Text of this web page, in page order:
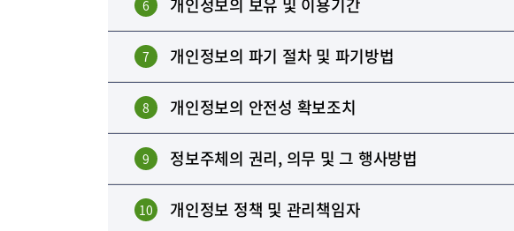
6 개인정보의 보유 및 이용기간
7 개인정보의 파기 절차 및 파기방법
8 개인정보의 안전성 확보조치
9 정보주체의 권리, 의무 및 그 행사방법
10 개인정보 정책 및 관리책임자